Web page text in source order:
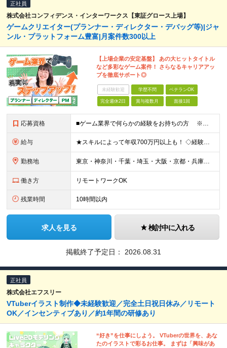
正社員
株式会社コンフィデンス・インターワークス【東証グロース上場】
ゲームクリエイター(プランナー・ディレクター・デバッグ等)|ジャ
ンル・プラットフォーム豊富|月案件数300以上
【上場企業の安定基盤】 あの大ヒットタイトル
など多彩なゲーム案件！ さらなるキャリアアッ
プを徹底サポート◎
未経験歓迎 学歴不問 ベテランOK
完全週休2日 賞与複数月 面接1回
応募資格 ■ゲーム業界で何らかの経験をお持ちの方 ※直近のご経歴がゲーム業界の方は面接確約 ※下記のような業界で実務経験をお持ちの方もスキルを活かせます。 （アニメ・マンガ・テレビ・配信・映像・Webおよ
給与 ★スキルによって年収700万円以上も！ ◇経験者 月給23万円～70万円+残業代+賞与 ◇未経験者 月給21万円以上+残業代+賞与 ※経験・スキル・年齢などを考慮の上、当社規定により決定(詳細は
勤務地 東京・神奈川・千葉・埼玉・大阪・京都・兵庫・福岡のプロジェクト先または本社・各支店（大阪・福岡） ※勤務地はご希望を考慮 ※Uターン・Iターンも歓迎 ※一部案件にリモートワーク可能な環境あり ★特
働き方 リモートワークOK
残業時間 10時間以内
求人を見る 検討中に入れる
掲載終了予定日： 2026.08.31
正社員
株式会社エフスリー
VTuberイラスト制作◆未経験歓迎／完全土日祝日休み／リモート
OK／インセンティブあり／約1年間の研修あり
“好き”を仕事にしよう。 VTuberの世界を、あな
たのイラストで彩るお仕事。 まずは「興味があ